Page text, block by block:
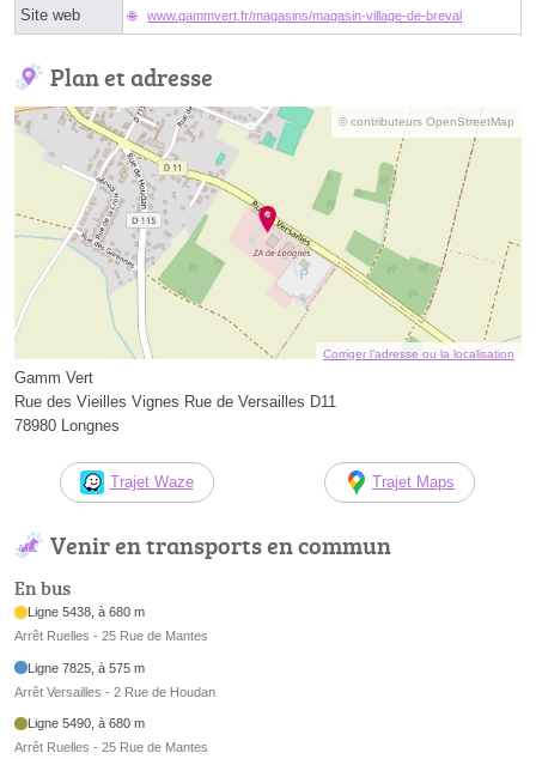
Site web www.gammvert.fr/magasins/magasin-village-de-breval
Plan et adresse
© contributeurs OpenStreetMap
Corriger l’adresse ou la localisation
Gamm Vert
Rue des Vieilles Vignes Rue de Versailles D11
78980 Longnes
Trajet Waze Trajet Maps
Venir en transports en commun
En bus
Ligne 5438, à 680 m
Arrêt Ruelles - 25 Rue de Mantes
Ligne 7825, à 575 m
Arrêt Versailles - 2 Rue de Houdan
Ligne 5490, à 680 m
Arrêt Ruelles - 25 Rue de Mantes